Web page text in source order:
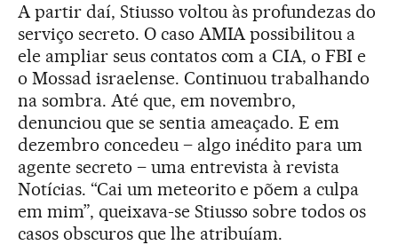
A partir daí, Stiusso voltou às profundezas do
serviço secreto. O caso AMIA possibilitou a
ele ampliar seus contatos com a CIA, o FBI e
o Mossad israelense. Continuou trabalhando
na sombra. Até que, em novembro,
denunciou que se sentia ameaçado. E em
dezembro concedeu – algo inédito para um
agente secreto – uma entrevista à revista
Notícias. “Cai um meteorito e põem a culpa
em mim”, queixava-se Stiusso sobre todos os
casos obscuros que lhe atribuíam.